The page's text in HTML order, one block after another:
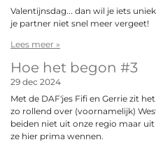
Valentijnsdag... dan wil je iets
je partner niet snel meer vergeet!
Lees meer »
Hoe het begon #3
29 dec 2024
Met de DAF'jes Fifi en Gerrie zit
zo rollend over (voornamelijk)
beiden niet uit onze regio maar
ze hier prima wennen.